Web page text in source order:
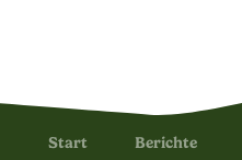
Start Berichte